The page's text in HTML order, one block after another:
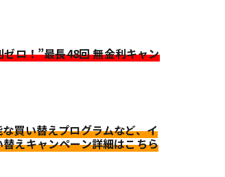
ロ！”最長48回 無金利キャン
買い替えプログラムなど、イ
えキャンペーン詳細はこちら